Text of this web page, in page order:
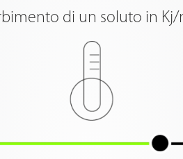
di un soluto in